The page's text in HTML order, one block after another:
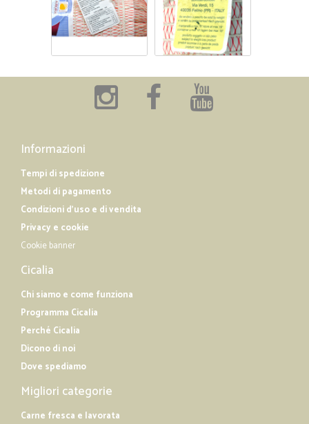
Informazioni
Tempi di spedizione
Metodi di pagamento
Condizioni d'uso e di vendita
Privacy e cookie
Cookie banner
Cicalia
Chi siamo e come funziona
Programma Cicalia
Perché Cicalia
Dicono di noi
Dove spediamo
Migliori categorie
Carne fresca e lavorata